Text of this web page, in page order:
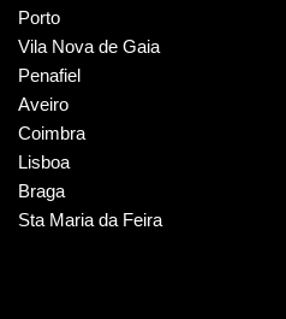
Porto
Vila Nova de Gaia
Penafiel
Aveiro
Coimbra
Lisboa
Braga
Sta Maria da Feira